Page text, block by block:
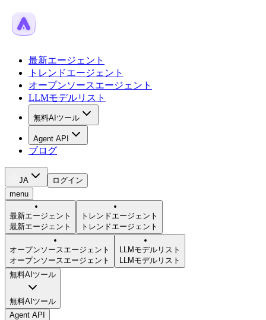
最新エージェント
トレンドエージェント
オープンソースエージェント
LLMモデルリスト
無料AIツール
Agent API
ブログ
JA
ログイン
menu
最新エージェント
最新エージェント
トレンドエージェント
トレンドエージェント
オープンソースエージェント
オープンソースエージェント
LLMモデルリスト
LLMモデルリスト
無料AIツール
無料AIツール
Agent API